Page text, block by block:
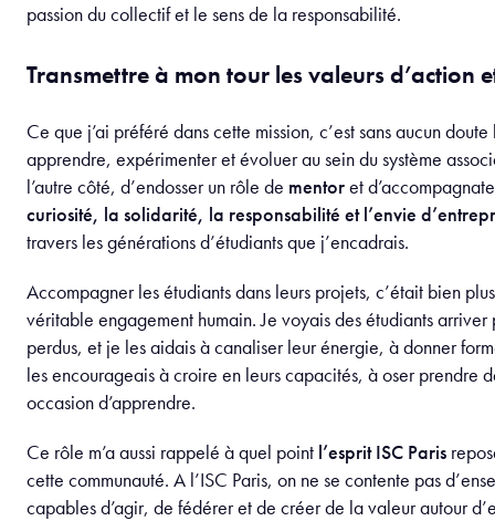
passion du collectif et le sens de la responsabilité.
Transmettre à mon tour les valeurs d’action
Ce que j’ai préféré dans cette mission, c’est sans aucun
apprendre, expérimenter et évoluer au sein du système
l’autre côté, d’endosser un rôle de mentoret
curiosité, la solidarité, la responsabilité et l’envie
travers les générations d’étudiants que j’encadrais.
Accompagner les étudiants dans leurs projets, c’était bien
véritable engagement humain. Je voyais des étudiants
perdus, et je les aidais à canaliser leur énergie, à donner
les encourageais à croire en leurs capacités, à oser prendre
occasion d’apprendre.
Ce rôle m’a aussi rappelé à quel point l’esprit ISC Paris
cette communauté. A l’ISC Paris, on ne se contente pas
capables d’agir, de fédérer et de créer de la valeur autour